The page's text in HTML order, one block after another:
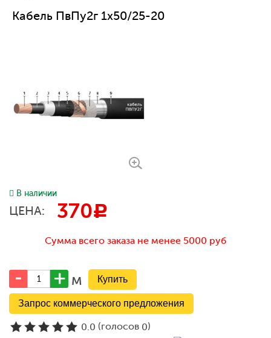
Кабель ПвПу2г 1x50/25-20
В наличии
ЦЕНА: 370c
Сумма всего заказа не менее 5000 руб
м
Запрос коммерческого предложения
0.0 (голосов 0)